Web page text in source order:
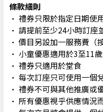
條款細則
• 禮券只限於指定日期使
• 請提前至少24小時訂座
• 價目另設加一服務費（
• 小童優惠適用於3至11
• 禮券只適用於堂食
• 每次訂座只可使用一個
• 禮券不可與其他推廣或
• 所有優惠視乎供應情況